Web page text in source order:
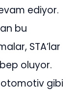
ediyor.
bu
STA’lar
oluyor.
otomotiv gibi